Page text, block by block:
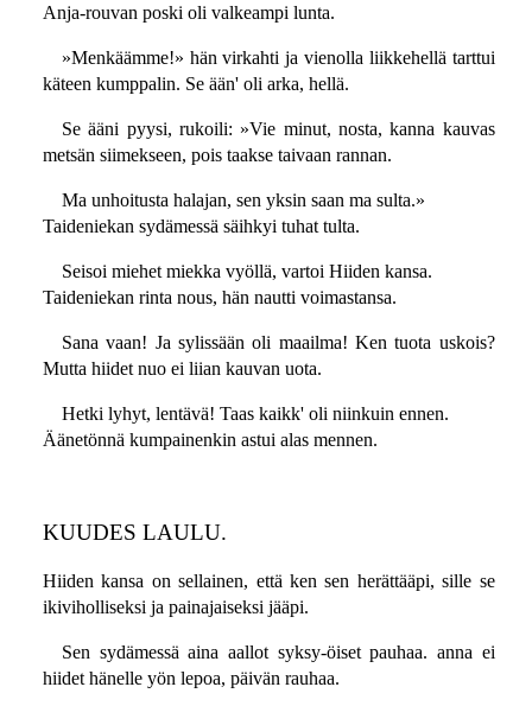
Anja-rouvan poski oli valkeampi lunta.
»Menkäämme!» hän virkahti ja vienolla liikkehellä tarttui
käteen kumppalin. Se ään' oli arka, hellä.
Se ääni pyysi, rukoili: »Vie minut, nosta, kanna kauvas
metsän siimekseen, pois taakse taivaan rannan.
Ma unhoitusta halajan, sen yksin saan ma sulta.»
Taideniekan sydämessä säihkyi tuhat tulta.
Seisoi miehet miekka vyöllä, vartoi Hiiden kansa.
Taideniekan rinta nous, hän nautti voimastansa.
Sana vaan! Ja sylissään oli maailma! Ken tuota uskois?
Mutta hiidet nuo ei liian kauvan uota.
Hetki lyhyt, lentävä! Taas kaikk' oli niinkuin ennen.
Äänetönnä kumpainenkin astui alas mennen.
KUUDES LAULU.
Hiiden kansa on sellainen, että ken sen herättääpi, sille se
ikiviholliseksi ja painajaiseksi jääpi.
Sen sydämessä aina aallot syksy-öiset pauhaa. anna ei
hiidet hänelle yön lepoa, päivän rauhaa.